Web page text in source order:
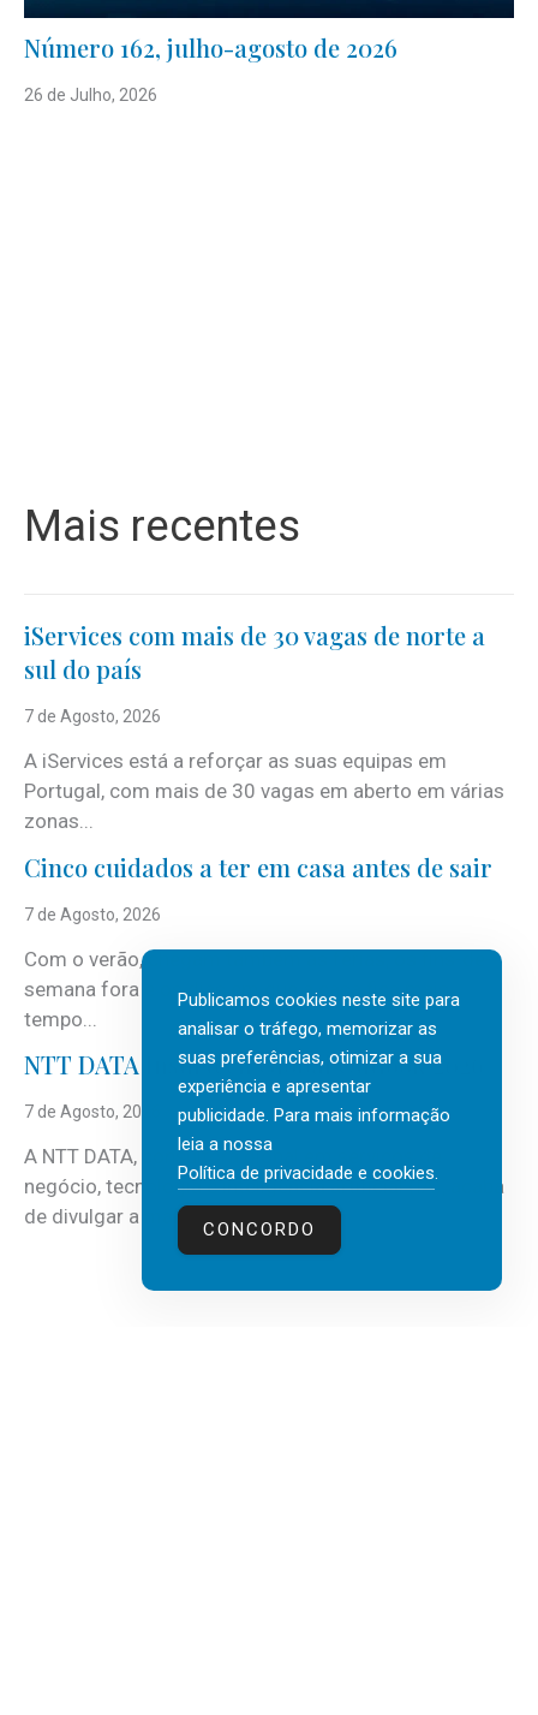
Número 162, julho-agosto de 2026
26 de Julho, 2026
Mais recentes
iServices com mais de 30 vagas de norte a
sul do país
7 de Agosto, 2026
A iServices está a reforçar as suas equipas em
Portugal, com mais de 30 vagas em aberto em várias
zonas...
Cinco cuidados a ter em casa antes de sair
7 de Agosto, 2026
Com o verão, chegam também as férias, os fins-de-
semana fora e os dias em que a casa fica mais
tempo...
NTT DATA Insurtech Global Outlook 2026
7 de Agosto, 2026
A NTT DATA, consultora global em serviços de
negócio, tecnologia e inteligência artificial (IA), acaba
de divulgar a mais recente...
Publicamos cookies neste site para
analisar o tráfego, memorizar as
suas preferências, otimizar a sua
experiência e apresentar
publicidade. Para mais informação
leia a nossa
Política de privacidade e cookies.
CONCORDO